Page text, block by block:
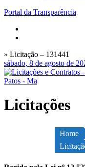
Portal da Transparência
» Licitação – 131441
sábado, 8 de agosto de
Licitações
Home